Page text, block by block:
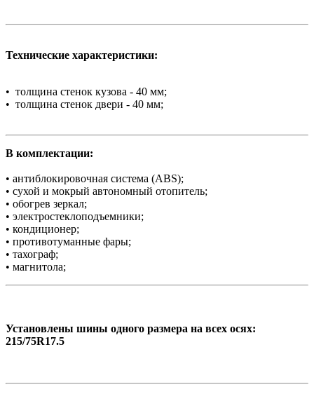
Технические характеристики:
• толщина стенок кузова - 40 мм;
• толщина стенок двери - 40 мм;
В комплектации:
• антиблокировочная система (ABS);
• сухой и мокрый автономный отопитель;
• обогрев зеркал;
• электростеклоподъемники;
• кондиционер;
• противотуманные фары;
• тахограф;
• магнитола;
Установлены шины одного размера на всех осях:
215/75R17.5